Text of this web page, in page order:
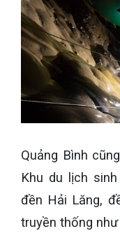
Quảng Bình
Khu du lịch
đền Hải Lăng,
truyền thống